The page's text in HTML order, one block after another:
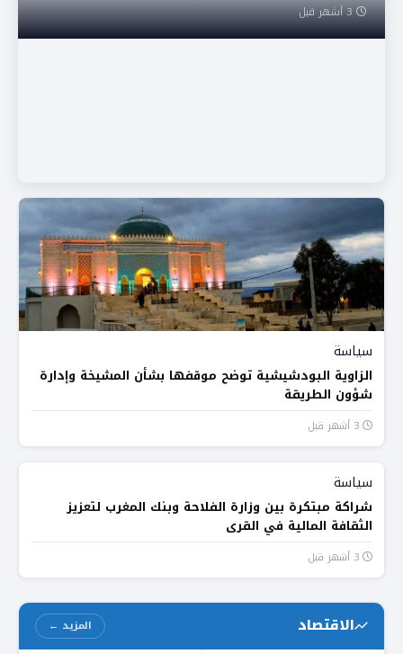
3 أشهر قبل
سياسة
الزاوية البودشيشية توضح موقفها بشأن المشيخة وإدارة
شؤون الطريقة
سياسة
شراكة مبتكرة بين وزارة الفلاحة وبنك المغرب لتعزيز
الثقافة المالية في القرى
الاقتصاد المزيد ←